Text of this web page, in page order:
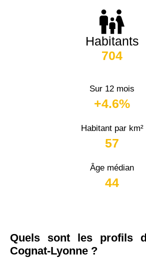
Habitants
704
Sur 12 mois
+4.6%
Habitant par km²
57
Âge médian
44
Quels sont les profils
Cognat-Lyonne ?